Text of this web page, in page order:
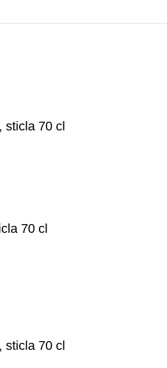
sticla 70 cl
70 cl
sticla 70 cl